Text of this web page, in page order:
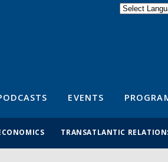
EVENTS
TRANSATLANTIC